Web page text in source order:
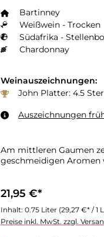
Bartinney
Weißwein - Trocken
Südafrika -
Chardonnay
Weinauszeichnungen:
John Platter: 4.5
Auszeichnungen
Am mittleren Gaumen zeigen sich Zitrusfrüchte, gefolgt von
geschmeidigen Aromen
21,95 €*
Inhalt: 0.75 Liter (29,27 €* / 1
Preise inkl. MwSt. zzgl.